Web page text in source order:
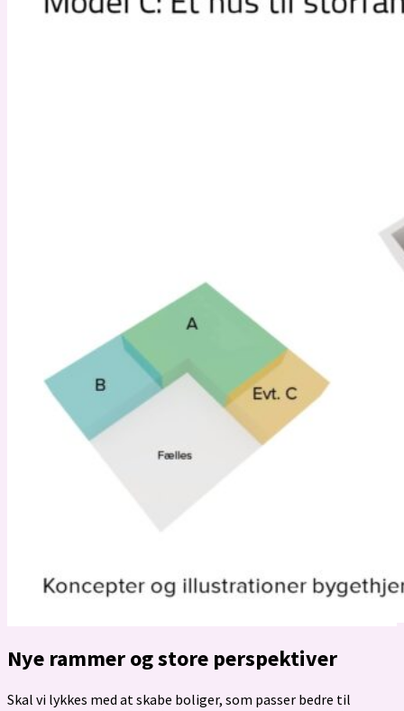
Nye rammer og store perspektiver
Skal vi lykkes med at skabe boliger, som passer bedre til